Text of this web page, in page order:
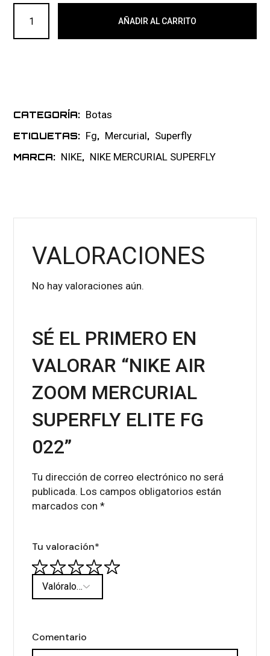
NIKE AIR ZOOM MERCURIAL SUPERFLY ELITE FG 022
AÑADIR AL CARRITO
CATEGORÍA: Botas
ETIQUETAS: Fg, Mercurial, Superfly
MARCA: NIKE, NIKE MERCURIAL SUPERFLY
VALORACIONES
No hay valoraciones aún.
SÉ EL PRIMERO EN
VALORAR “NIKE AIR
ZOOM MERCURIAL
SUPERFLY ELITE FG
022”
Tu dirección de correo electrónico no será
publicada. Los campos obligatorios están
marcados con*
Tu valoración*
Comentario